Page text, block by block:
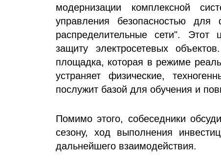
модернизации комплексной
управления безопасностью
распределительные сети". Этот
защиту электросетевых
площадка, которая в режиме
устраняет физические,
послужит базой для обучения и
Помимо этого, собеседники
сезону, ход выполнения
дальнейшего взаимодействия.